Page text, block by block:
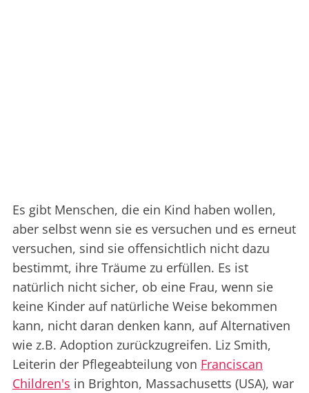
Es gibt Menschen, die ein Kind haben wollen,
aber selbst wenn sie es versuchen und es erneut
versuchen, sind sie offensichtlich nicht dazu
bestimmt, ihre Träume zu erfüllen. Es ist
natürlich nicht sicher, ob eine Frau, wenn sie
keine Kinder auf natürliche Weise bekommen
kann, nicht daran denken kann, auf Alternativen
wie z.B. Adoption zurückzugreifen. Liz Smith,
Leiterin der Pflegeabteilung von Franciscan
Children's in Brighton, Massachusetts (USA), war